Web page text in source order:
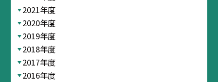
2021年度
2020年度
2019年度
2018年度
2017年度
2016年度